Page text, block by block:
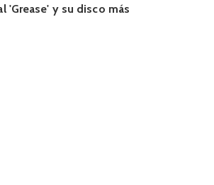
'Grease' y su disco más